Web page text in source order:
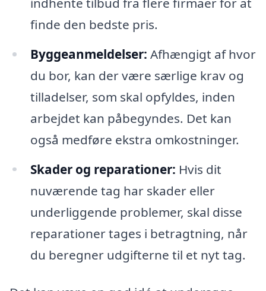
finde den bedste pris.
Byggeanmeldelser: Afhængigt af hvor
du bor, kan der være særlige krav og
tilladelser, som skal opfyldes, inden
arbejdet kan påbegyndes. Det kan
også medføre ekstra omkostninger.
Skader og reparationer: Hvis dit
nuværende tag har skader eller
underliggende problemer, skal disse
reparationer tages i betragtning, når
du beregner udgifterne til et nyt tag.